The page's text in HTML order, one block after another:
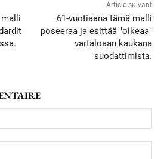
malli
Article suivant
61-vuotiaana tämä malli
poseeraa ja esittää "oikeaa"
vartaloaan kaukana
suodattimista.
:*